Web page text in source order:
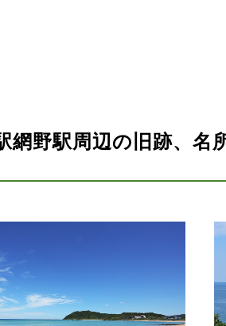
野駅周辺の旧跡、名